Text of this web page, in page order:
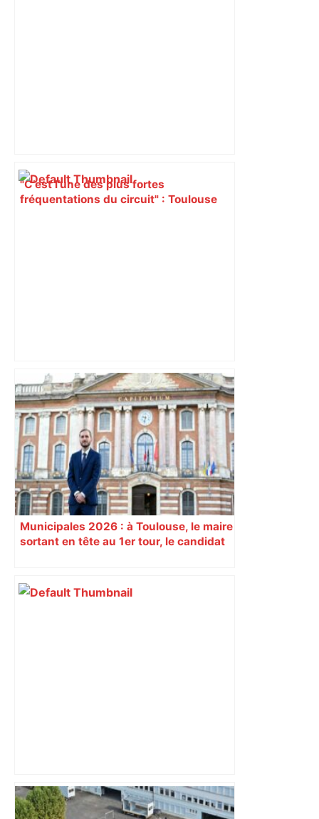
"C’est l’une des plus fortes
fréquentations du circuit" : Toulouse
Après la fusion avec la liste PS
Toulouse, le candidat LFI salue "une
dynamique qui nous oblige à la
responsabilité" – Franceinfo
Municipales 2026 : à Toulouse, le maire
sortant en tête au 1er tour, le candidat
ENTRETIEN. Municipales 2026 à